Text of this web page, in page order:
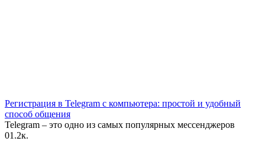
Регистрация в Telegram с компьютера: простой и удобный
способ общения
Telegram – это одно из самых популярных мессенджеров
01.2к.